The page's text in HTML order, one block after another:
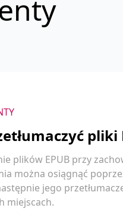
pliki
plików EPUB przy
można osiągnąć
jego
miejscach.